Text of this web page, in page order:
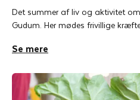
Det summer af liv og aktivitet
Gudum. Her mødes frivillige
Se mere